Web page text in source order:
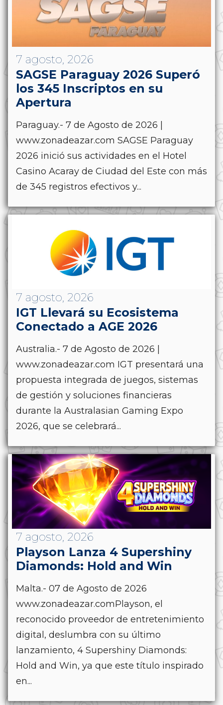
7 agosto, 2026
SAGSE Paraguay 2026 Superó
los 345 Inscriptos en su
Apertura
Paraguay.- 7 de Agosto de 2026 |
www.zonadeazar.com SAGSE Paraguay
2026 inició sus actividades en el Hotel
Casino Acaray de Ciudad del Este con más
de 345 registros efectivos y...
7 agosto, 2026
IGT Llevará su Ecosistema
Conectado a AGE 2026
Australia.- 7 de Agosto de 2026 |
www.zonadeazar.com IGT presentará una
propuesta integrada de juegos, sistemas
de gestión y soluciones financieras
durante la Australasian Gaming Expo
2026, que se celebrará...
7 agosto, 2026
Playson Lanza 4 Supershiny
Diamonds: Hold and Win
Malta.- 07 de Agosto de 2026
www.zonadeazar.comPlayson, el
reconocido proveedor de entretenimiento
digital, deslumbra con su último
lanzamiento, 4 Supershiny Diamonds:
Hold and Win, ya que este título inspirado
en...